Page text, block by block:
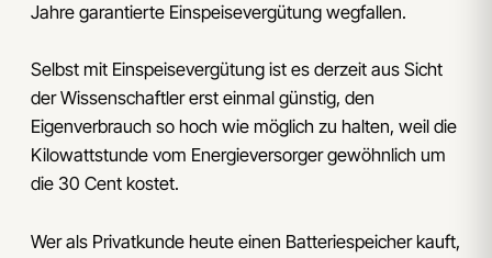
Jahre garantierte Einspeisevergütung wegfallen.
Selbst mit Einspeisevergütung ist es derzeit aus Sicht
der Wissenschaftler erst einmal günstig, den
Eigenverbrauch so hoch wie möglich zu halten, weil die
Kilowattstunde vom Energieversorger gewöhnlich um
die 30 Cent kostet.
Wer als Privatkunde heute einen Batteriespeicher kauft,